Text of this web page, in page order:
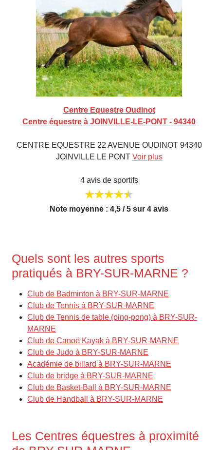
Centre Equestre Oudinot
Centre équestre à JOINVILLE-LE-PONT - 94340
CENTRE EQUESTRE 22 AVENUE OUDINOT 94340
JOINVILLE LE PONT Voir plus
4 avis de sportifs
Note moyenne : 4,5 / 5 sur 4 avis
Quels sont les autres sports
pratiqués à BRY-SUR-MARNE ?
Club de Badminton à BRY-SUR-MARNE
Club de Tennis à BRY-SUR-MARNE
Club de Tennis de table (ping-pong) à BRY-SUR-
MARNE
Club de Canoë Kayak à BRY-SUR-MARNE
Club de Judo à BRY-SUR-MARNE
Académie de billard à BRY-SUR-MARNE
Club de bridge à BRY-SUR-MARNE
Club de Basket-Ball à BRY-SUR-MARNE
Club de Handball à BRY-SUR-MARNE
Les Centres équestres à proximité